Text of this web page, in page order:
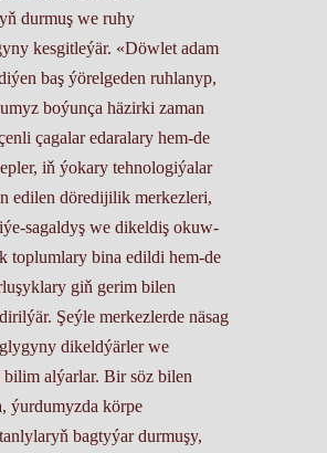
durmuş we ruhy
kesgitleýär. «Döwlet adam
baş ýörelgeden ruhlanyp,
boýunça häzirki zaman
çagalar edaralary hem-de
iň ýokary tehnologiýalar
edilen döredijilik merkezleri,
sagaldyş we dikeldiş okuw-
toplumlary bina edildi hem-de
giň gerim bilen
Şeýle merkezlerde näsag
dikeldýärler we
bilim alýarlar. Bir söz bilen
ýurdumyzda körpe
bagtyýar durmuşy,